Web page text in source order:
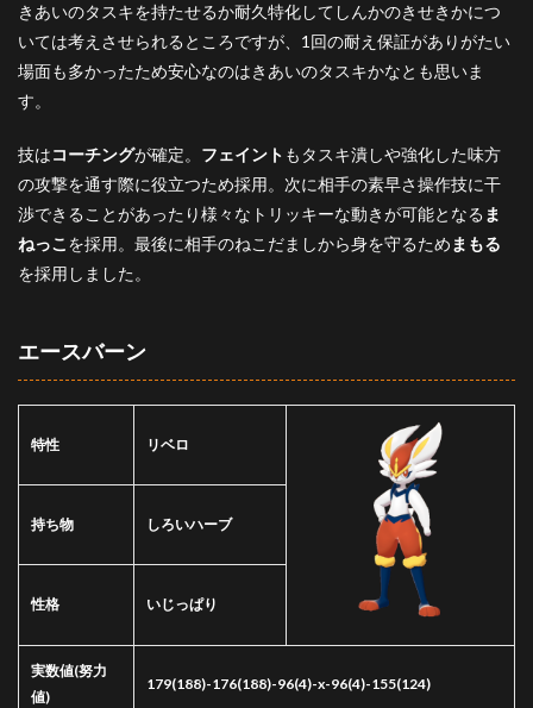
きあいのタスキを持たせるか耐久特化してしんかのきせきかにつ
いては考えさせられるところですが、1回の耐え保証がありがたい
場面も多かったため安心なのはきあいのタスキかなとも思いま
す。
技はコーチングが確定。 フェイント もタスキ潰しや強化した味方
の攻撃を通す際に役立つため採用。次に相手の素早さ操作技に干
渉できることがあったり様々なトリッキーな動きが可能となる ま
ねっこ を採用。最後に相手のねこだましから身を守るため まもる
を採用しました。
エースバーン
特性 リベロ
持ち物 しろいハーブ
性格 いじっぱり
実数値(努力
値)
179(188)-176(188)-96(4)-x-96(4)-155(124)